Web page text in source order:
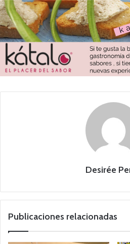
Desirée
Publicaciones relacionadas